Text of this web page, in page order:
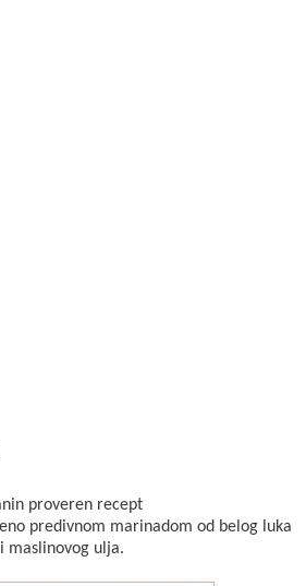
proveren recept
predivnom marinadom od belog luka
i maslinovog ulja.